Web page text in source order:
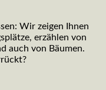
Wir zeigen Ihnen
erzählen von
auch von Bäumen.